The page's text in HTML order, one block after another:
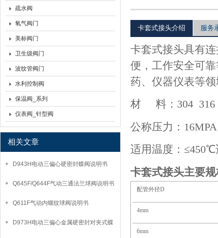
疏水阀
氧气阀门
美标阀门
卫生级阀门
波纹管阀门
水利控制阀
保温阀_系列
仪表阀_针型阀
相关文章
D943H电动三偏心硬密封蝶阀说明书
Q645F/Q644F气动三通法兰球阀说明书
Q611F气动内螺纹球阀说明书
D973H电动三偏心金属硬密封对夹式蝶
卡套式接头介绍 服务
卡套式接头具有
便，工作安全可
药、仪器仪表等
材
料： 304 316
公称压力： 16MPA
适用温度：≤450℃
卡套式接头主要
配管外径D
4mm
6mm